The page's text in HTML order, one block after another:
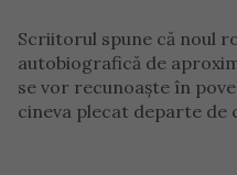
Scriitorul spune că noul
autobiografică de
se vor recunoaște în
cineva plecat departe de